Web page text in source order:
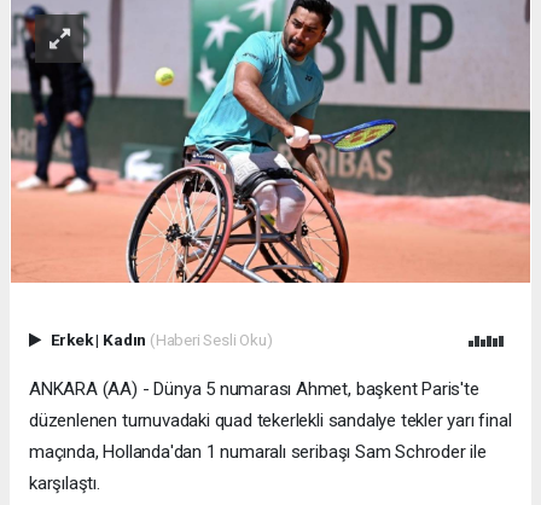
Erkek| Kadın (Haberi Sesli Oku)
ANKARA (AA) - Dünya 5 numarası Ahmet, başkent Paris'te
düzenlenen turnuvadaki quad tekerlekli sandalye tekler yarı final
maçında, Hollanda'dan 1 numaralı seribaşı Sam Schroder ile
karşılaştı.